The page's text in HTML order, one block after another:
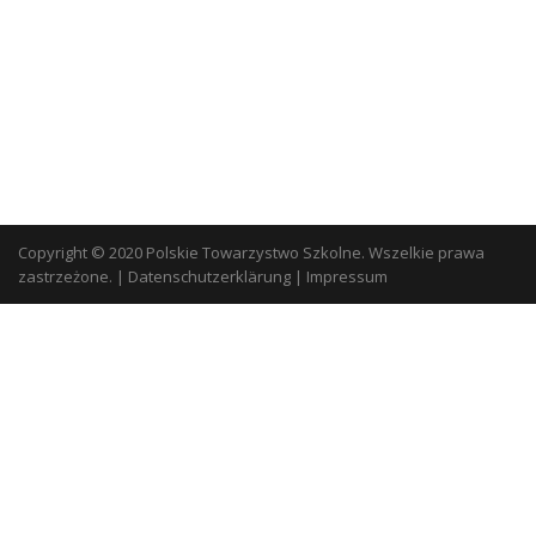
Copyright © 2020 Polskie Towarzystwo Szkolne. Wszelkie prawa
zastrzeżone. | Datenschutzerklärung | Impressum